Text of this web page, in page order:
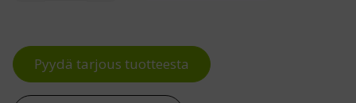
Pyydä tarjous tuotteesta